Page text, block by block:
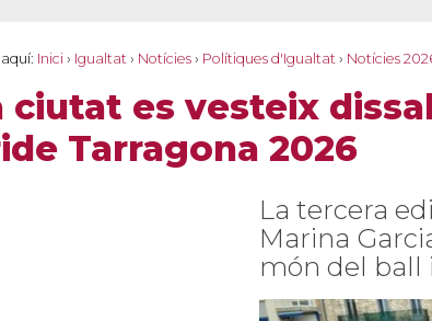
Inici › Igualtat › Notícies › Polítiques d'Igualtat › Notícies
ciutat es vesteix
Tarragona 2026
La tercera
Marina
món del ball